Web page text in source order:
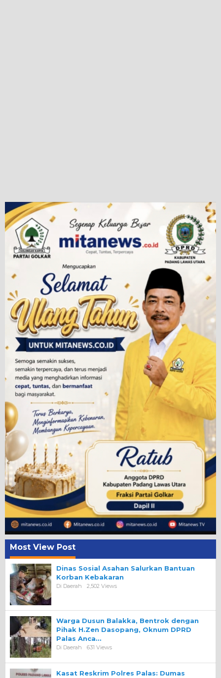
Most View Post
Dinas Sosial Asahan Salurkan Bantuan
Korban Kebakaran
Di Daerah 2,502 Views
Warga Dusun Balakka, Bentrok dengan
Pihak H.Zen Dasopang, Oknum DPRD
Palas Anca…
Di Daerah 631 Views
Kasat Reskrim Polres Palas: Dumas